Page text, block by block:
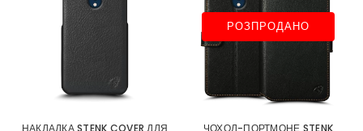
НАКЛАДКА STENK COVER ДЛЯ
РОЗПРОДАНО
ЧОХОЛ-ПОРТМОНЕ STENK